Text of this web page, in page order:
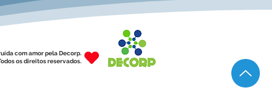
com amor pela Decorp.
os direitos reservados.